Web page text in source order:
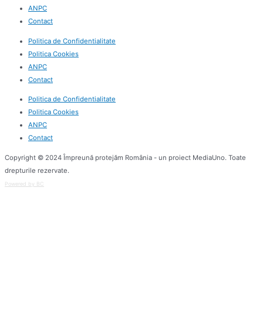
ANPC
Contact
Politica de Confidentialitate
Politica Cookies
ANPC
Contact
Politica de Confidentialitate
Politica Cookies
ANPC
Contact
Copyright © 2024 Împreună protejăm România - un proiect MediaUno. Toate
drepturile rezervate.
Powered by BC